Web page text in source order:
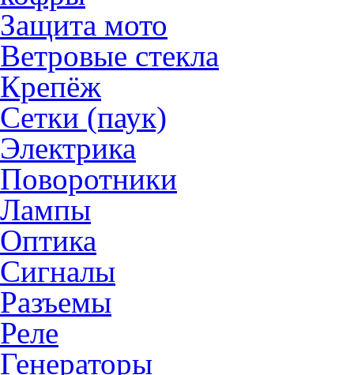
Защита мото
Ветровые стекла
Крепёж
Сетки (паук)
Электрика
Поворотники
Лампы
Оптика
Сигналы
Разъемы
Реле
Генераторы